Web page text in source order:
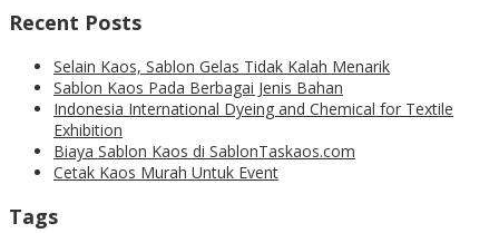
Recent Posts
Selain Kaos, Sablon Gelas Tidak Kalah Menarik
Sablon Kaos Pada Berbagai Jenis Bahan
Indonesia International Dyeing and Chemical for Textile
Exhibition
Biaya Sablon Kaos di SablonTaskaos.com
Cetak Kaos Murah Untuk Event
Tags